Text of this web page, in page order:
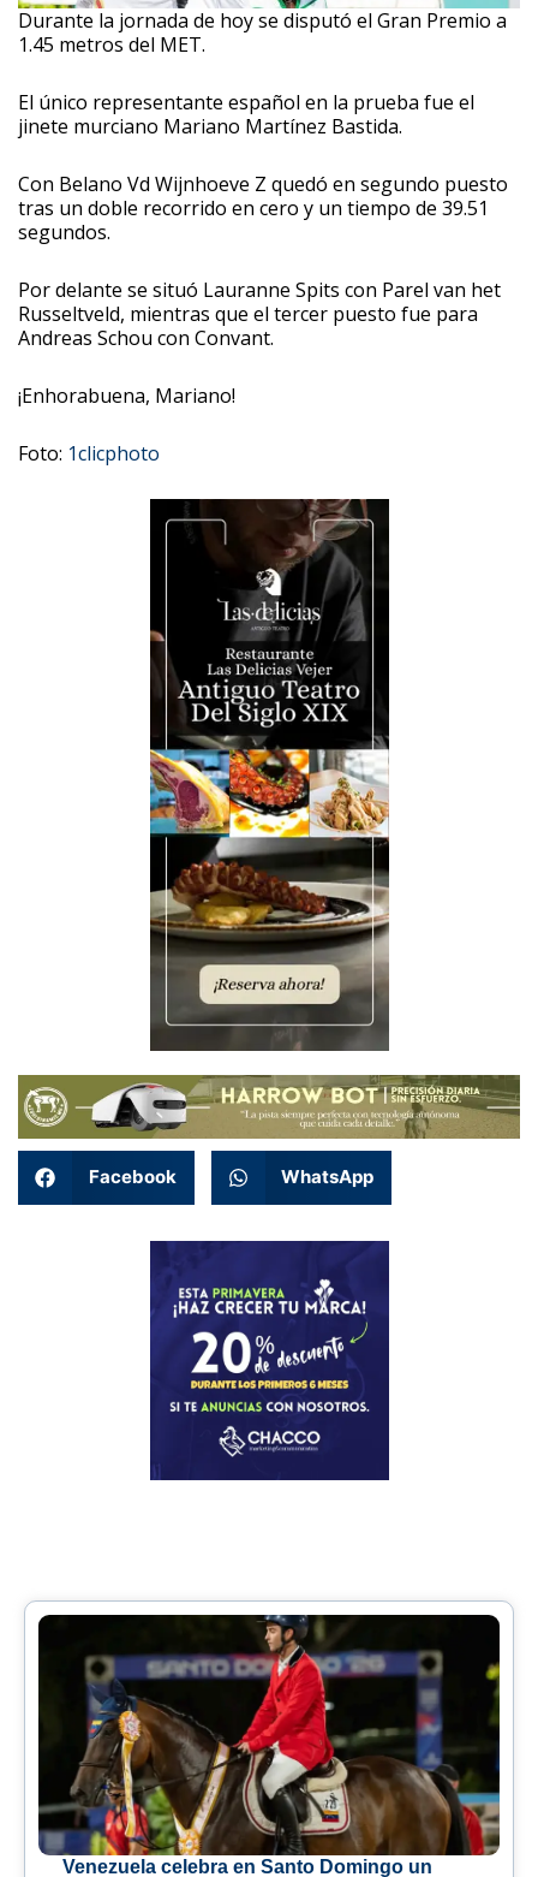
Durante la jornada de hoy se disputó el Gran Premio a
1.45 metros del MET.
El único representante español en la prueba fue el
jinete murciano Mariano Martínez Bastida.
Con Belano Vd Wijnhoeve Z quedó en segundo puesto
tras un doble recorrido en cero y un tiempo de 39.51
segundos.
Por delante se situó Lauranne Spits con Parel van het
Russeltveld, mientras que el tercer puesto fue para
Andreas Schou con Convant.
¡Enhorabuena, Mariano!
Foto: 1clicphoto
Facebook WhatsApp
Venezuela celebra en Santo Domingo un